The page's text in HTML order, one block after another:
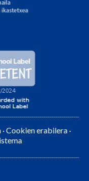
·Cookien erabilera ·